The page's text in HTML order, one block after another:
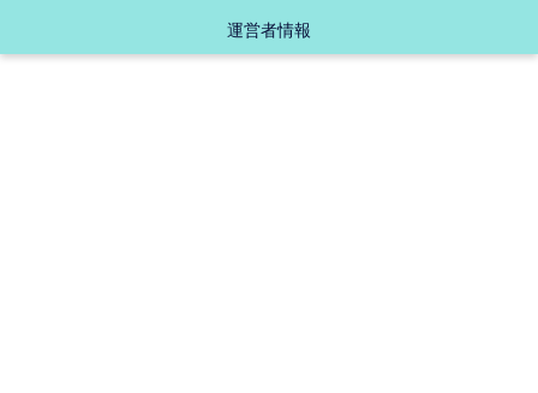
運営者情報